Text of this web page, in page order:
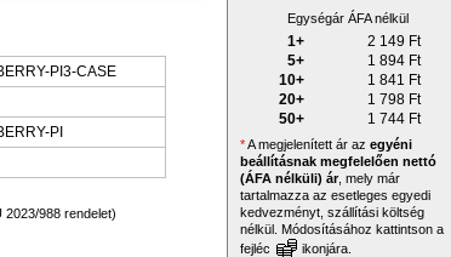
PI3-CASE
PI
988 rendelet)
Egységár ÁFA nélkül
1+ 2 149 Ft
5+
1 894 Ft
10+
1 841 Ft
20+
1 798 Ft
50+
1 744 Ft
*A megjelenített ár az egyéni
beállításnak megfelelően nettó
(ÁFA nélküli) ár, mely már
tartalmazza az esetleges egyedi
kedvezményt, szállítási költség
nélkül. Módosításához kattintson a
fejléc
ikonjára.